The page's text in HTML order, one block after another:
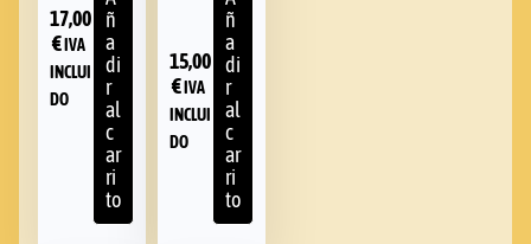
17,00
€ IVA
INCLUI
DO
ñ
a
di
r
al
c
ar
ri
to
15,00
€ IVA
INCLUI
DO
ñ
a
di
r
al
c
ar
ri
to